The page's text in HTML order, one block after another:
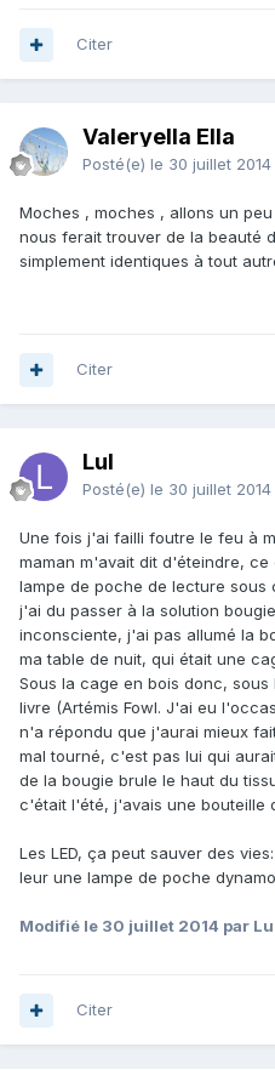
Citer
Valeryella Ella
Posté(e) le 30 juillet 2014
Moches , moches , allons un
nous ferait trouver de la beauté
simplement identiques à tout
Citer
Lul
Posté(e) le 30 juillet 2014
Une fois j'ai failli foutre le feu à
maman m'avait dit d'éteindre,
lampe de poche de lecture
j'ai du passer à la solution
inconsciente, j'ai pas allumé la
ma table de nuit, qui était une
Sous la cage en bois donc,
livre (Artémis Fowl. J'ai eu
n'a répondu que j'aurai mieux
mal tourné, c'est pas lui qui
de la bougie brule le haut du
c'était l'été, j'avais une bouteille
Les LED, ça peut sauver des
leur une lampe de poche dynamo
Modifié le 30 juillet 2014 par
Citer